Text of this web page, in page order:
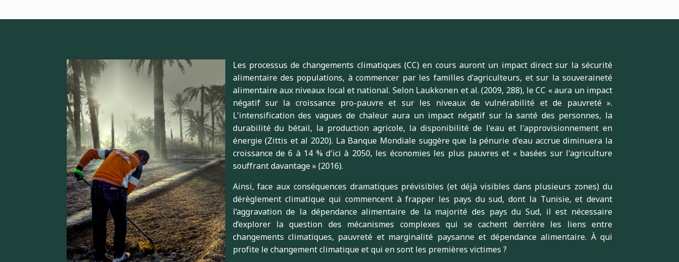
Les processus de changements climatiques (CC) en cours auront un impact direct sur la sécurité
alimentaire des populations, à commencer par les familles d'agriculteurs, et sur la souveraineté
alimentaire aux niveaux local et national. Selon Laukkonen et al. (2009, 288), le CC « aura un impact
négatif sur la croissance pro-pauvre et sur les niveaux de vulnérabilité et de pauvreté ».
L'intensification des vagues de chaleur aura un impact négatif sur la santé des personnes, la
durabilité du bétail, la production agricole, la disponibilité de l'eau et l'approvisionnement en
énergie (Zittis et al 2020). La Banque Mondiale suggère que la pénurie d'eau accrue diminuera la
croissance de 6 à 14 % d'ici à 2050, les économies les plus pauvres et « basées sur l'agriculture
souffrant davantage»(2016).
Ainsi, face aux conséquences dramatiques prévisibles (et déjà visibles dans plusieurs zones) du
dérèglement climatique qui commencent à frapper les pays du sud, dont la Tunisie, et devant
l’aggravation de la dépendance alimentaire de la majorité des pays du Sud, il est nécessaire
d’explorer la question des mécanismes complexes qui se cachent derrière les liens entre
changements climatiques, pauvreté et marginalité paysanne et dépendance alimentaire. À qui
profite le changement climatique et qui en sont les premières victimes ?